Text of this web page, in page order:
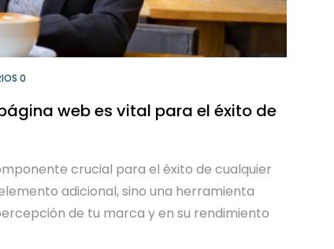
0
web es vital para el éxito de
crucial para el éxito de cualquier
adicional, sino una herramienta
de tu marca y en su rendimiento